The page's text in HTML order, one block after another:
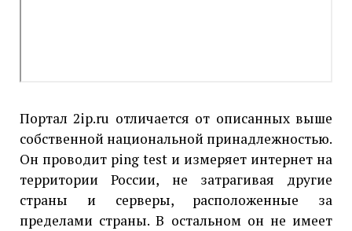
Портал 2ip.ru отличается от описанных выше
собственной национальной принадлежностью.
Он проводит ping test и измеряет интернет на
территории России, не затрагивая другие
страны и серверы, расположенные за
пределами страны. В остальном он не имеет